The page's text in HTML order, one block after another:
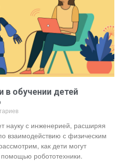
в обучении детей
науку с инженерией, расширяя
взаимодействию с физическим
как дети могут
робототехники.